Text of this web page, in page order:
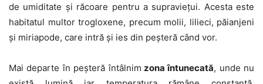
de umiditate și răcoare pentru a supraviețui. Acesta este
habitatul multor trogloxene, precum molii, lilieci, păianjeni
și miriapode, care intră și ies din peșteră când vor.
Mai departe în peșteră întâlnim zona întunecată, unde nu